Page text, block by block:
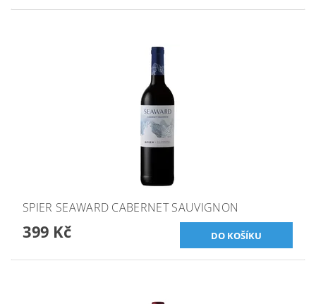
SPIER SEAWARD CABERNET SAUVIGNON
399 Kč